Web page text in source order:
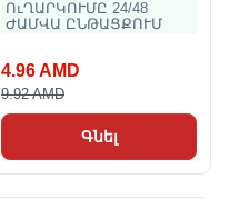
ՈւՂԱՐԿՈՒՄԸ 24/48
ԺԱՄՎԱ ԸՆԹԱՑՔՈՒՄ
4.96 AMD
9.92 AMD
Գնել